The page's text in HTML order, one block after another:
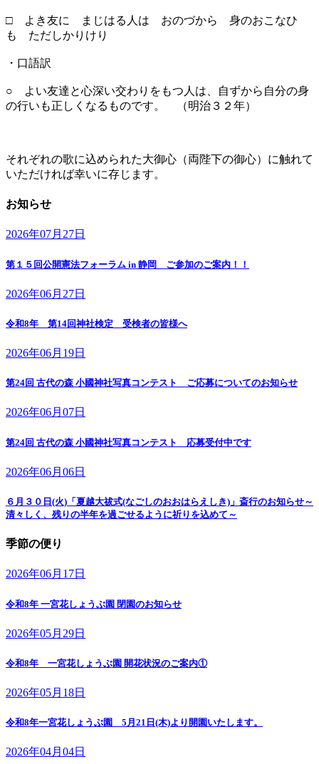
□ よき友に まじはる人は おのづから 身のおこなひ
も ただしかりけり
・口語訳
○ よい友達と心深い交わりをもつ人は、自ずから自分の身
の行いも正しくなるものです。 （明治３２年）
それぞれの歌に込められた大御心（両陛下の御心）に触れて
いただければ幸いに存じます。
お知らせ
2026年07月27日
第１５回公開憲法フォーラム in 静岡 ご参加のご案内！！
2026年06月27日
令和8年 第14回神社検定 受検者の皆様へ
2026年06月19日
第24回 古代の森 小國神社写真コンテスト ご応募についてのお知らせ
2026年06月07日
第24回 古代の森 小國神社写真コンテスト 応募受付中です
2026年06月06日
６月３０日(火)「夏越大祓式(なごしのおおはらえしき)」斎行のお知らせ～
清々しく、残りの半年を過ごせるように祈りを込めて～
季節の便り
2026年06月17日
令和8年 一宮花しょうぶ園 閉園のお知らせ
2026年05月29日
令和8年 一宮花しょうぶ園 開花状況のご案内①
2026年05月18日
令和8年一宮花しょうぶ園 5月21日(木)より開園いたします。
2026年04月04日